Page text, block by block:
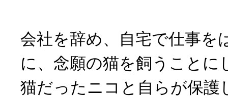
会社を辞め、自宅で仕事を
に、念願の猫を飼うことに
猫だったニコと自らが保護